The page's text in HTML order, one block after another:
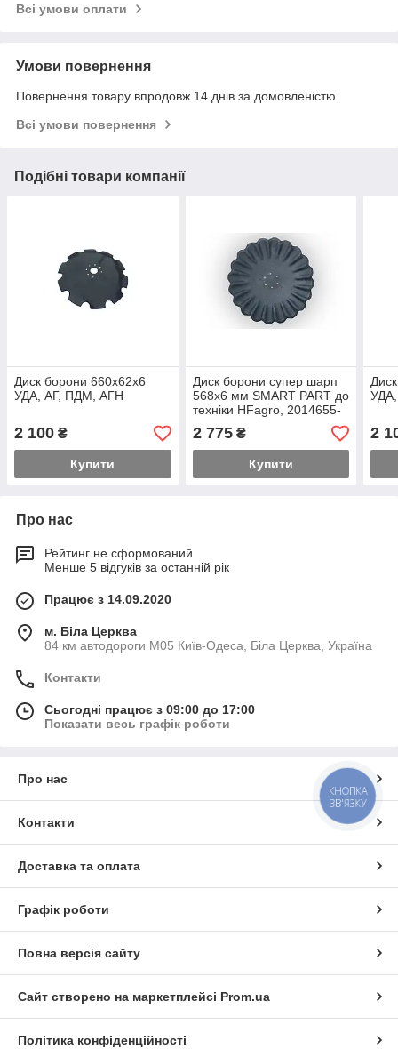
Всі умови оплати
Умови повернення
Повернення товару впродовж 14 днів за домовленістю
Всі умови повернення
Подібні товари компанії
Диск борони 660х62х6
УДА, АГ, ПДМ, АГН
2 100 ₴
Купити
Диск борони супер шарп
568х6 мм SMART PART до
техніки HFagro, 2014655-
SP
2 775₴
Купити
2
Про нас
Рейтинг не сформований
Менше 5 відгуків за останній рік
Працює з 14.09.2020
м. Біла Церква
84 км автодороги М05 Київ-Одеса, Біла Церква, Україна
Контакти
Сьогодні працює з 09:00 до 17:00
Показати весь графік роботи
Про нас
Контакти
Доставка та оплата
Графік роботи
Повна версія сайту
Сайт створено на маркетплейсі Prom.ua
Політика конфіденційності
КНОПКА
ЗВ'ЯЗКУ